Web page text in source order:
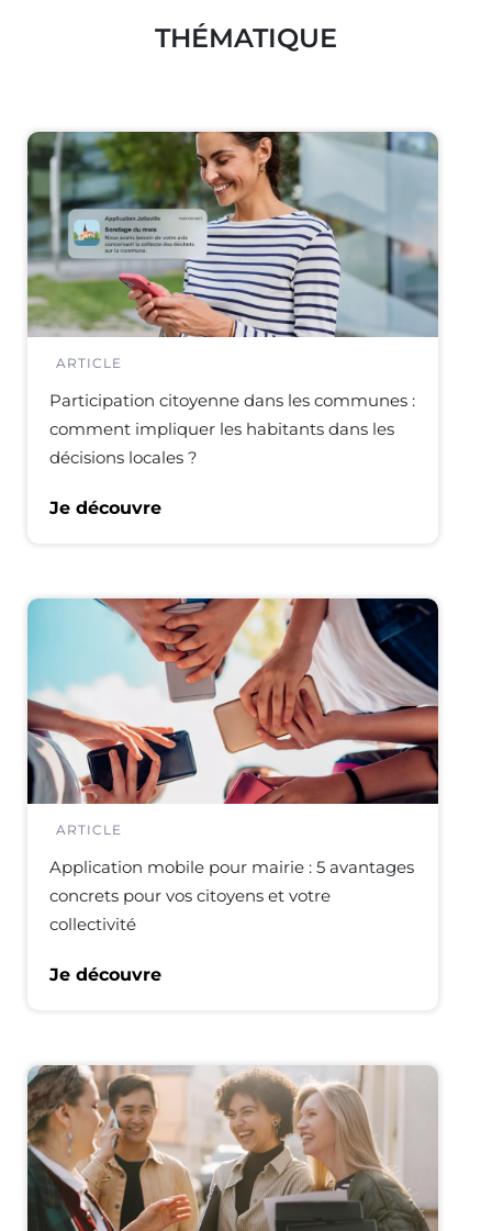
THÉMATIQUE
ARTICLE
Participation citoyenne dans les communes :
comment impliquer les habitants dans les
décisions locales ?
Je découvre
ARTICLE
Application mobile pour mairie : 5 avantages
concrets pour vos citoyens et votre
collectivité
Je découvre